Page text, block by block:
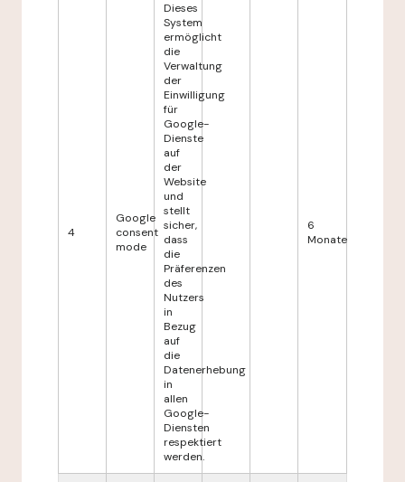
4
Google
consent
mode
Dieses
System
ermöglicht
die
Verwaltung
der
Einwilligung
für
Google-
Dienste
auf
der
Website
und
stellt
sicher,
dass
die
Präferenzen
des
Nutzers
in
Bezug
auf
die
Datenerhebung
in
allen
Google-
Diensten
respektiert
werden.
6
Monate